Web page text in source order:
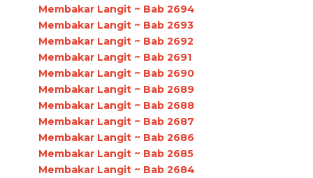
Membakar Langit ~ Bab 2694
Membakar Langit ~ Bab 2693
Membakar Langit ~ Bab 2692
Membakar Langit ~ Bab 2691
Membakar Langit ~ Bab 2690
Membakar Langit ~ Bab 2689
Membakar Langit ~ Bab 2688
Membakar Langit ~ Bab 2687
Membakar Langit ~ Bab 2686
Membakar Langit ~ Bab 2685
Membakar Langit ~ Bab 2684